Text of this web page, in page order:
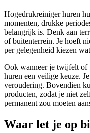
Hogedrukreiniger huren
momenten, drukke
belangrijk is. Denk aan
of buitenterrein. Je hoeft
per gelegenheid kiezen
Ook wanneer je twijfelt of
huren een veilige keuze.
veroudering. Bovendien
producten, zodat je niet
permanent zou moeten
Waar let je op